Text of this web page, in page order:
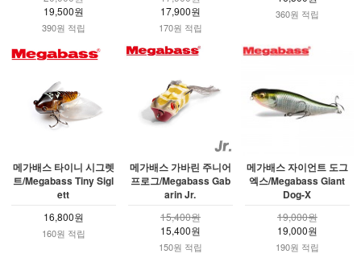
19,500원
390원 적립
17,900원
170원 적립
360원 적립
메가배스 타이니 시그렛
트/Megabass Tiny Sigl
ett
16,800원
160원 적립
메가배스 가바린 주니어
프로그/Megabass Gab
arin Jr.
15,400원
15,400원
150원 적립
메가배스 자이언트 도그
엑스/Megabass Giant
Dog-X
19,000원
19,000원
190원 적립